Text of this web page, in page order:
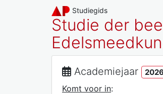
Studiegids
Studie der
Academiejaar
Komt voor in: